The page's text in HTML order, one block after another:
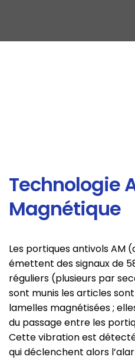
Technologie
Magnétique
Les portiques antivols AM
émettent des signaux de
réguliers (plusieurs par
sont munis les articles
lamelles magnétisées ;
du passage entre les
Cette vibration est
qui déclenchent alors